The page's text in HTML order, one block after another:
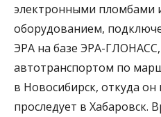
электронными пломбами
оборудованием,
ЭРА на базе ЭРА-
автотранспортом по
в Новосибирск, откуда
проследует в Хабаровск.